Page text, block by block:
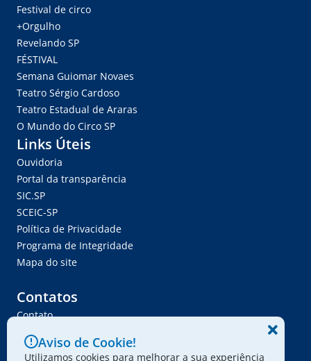
Festival de circo
+Orgulho
Revelando SP
FÉSTIVAL
Semana Guiomar Novaes
Teatro Sérgio Cardoso
Teatro Estadual de Araras
O Mundo do Circo SP
Links Úteis
Ouvidoria
Portal da transparência
SIC.SP
SCEIC-SP
Política de Privacidade
Programa de Integridade
Mapa do site
Contatos
Contato
Trabalhe Conosco
Ser Fornecedor
Aviso de Cookie!
Utilizamos cookies para melhorar a sua experiência